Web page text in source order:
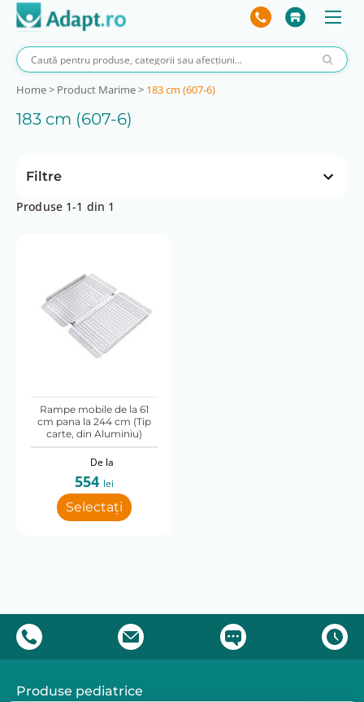
Home> Product Marime> 183 cm (607-6)
183 cm (607-6)
Filtre
Capacitate (kg)
Inaltime obstacol max (cm)
Produse 1-1 din 1
Rampe mobile de la 61
cm pana la 244 cm (Tip
carte, din Aluminiu)
De la
554 lei
Selectați
Produse pediatrice